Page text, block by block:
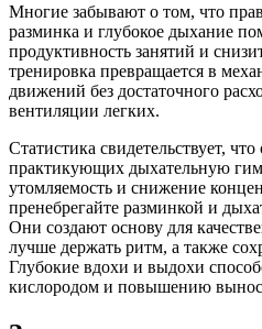
Многие забывают о том, что
разминка и глубокое дыхание
продуктивность занятий и
тренировка превращается в
движений без достаточного
вентиляции легких.
Статистика свидетельствует,
практикующих дыхательную
утомляемость и снижение
пренебрегайте разминкой и
Они создают основу для
лучше держать ритм, а также
Глубокие вдохи и выдохи
кислородом и повышению